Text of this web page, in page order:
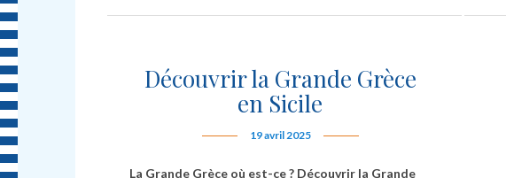
Découvrir la Grande Grèce
en Sicile
19 avril 2025
La Grande Grèce où est-ce ? Découvrir la Grande